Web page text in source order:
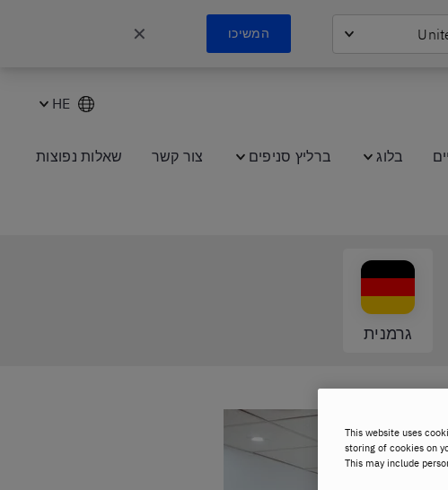
המשיכו ✕
HE
בלוג ברליץ סניפים צור קשר שאלות נפוצות
גרמנית
This website uses
storing of cookies on
This may include